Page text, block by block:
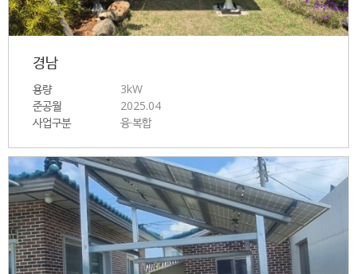
경남
용량
3kW
준공월
2025.04
사업구분
융·복합